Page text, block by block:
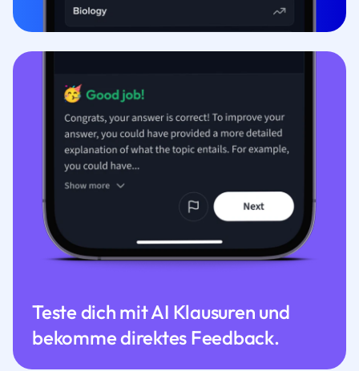
Teste dich mit AI Klausuren und
bekomme direktes Feedback.